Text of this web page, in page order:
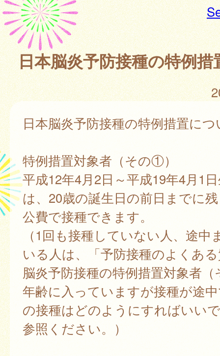
日本脳炎予防接種の特例
日本脳炎予防接種の特例措置に
特例措置対象者（その①）
平成12年4月2日～平成19年4月1
は、20歳の誕生日の前日までに
公費で接種できます。
（1回も接種していない人、途中
いる人は、「予防接種のよくあ
脳炎予防接種の特例措置対象者
年齢に入っていますが接種が途
の接種はどのようにすればいい
参照ください。）